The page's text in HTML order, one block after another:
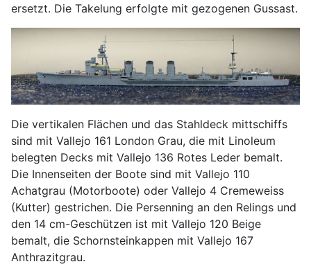
ersetzt. Die Takelung erfolgte mit gezogenen Gussast.
Die vertikalen Flächen und das Stahldeck mittschiffs
sind mit Vallejo 161 London Grau, die mit Linoleum
belegten Decks mit Vallejo 136 Rotes Leder bemalt.
Die Innenseiten der Boote sind mit Vallejo 110
Achatgrau (Motorboote) oder Vallejo 4 Cremeweiss
(Kutter) gestrichen. Die Persenning an den Relings und
den 14 cm-Geschützen ist mit Vallejo 120 Beige
bemalt, die Schornsteinkappen mit Vallejo 167
Anthrazitgrau.